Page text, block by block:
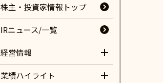
株主・投資家情報トップ
IRニュース/一覧
経営情報
業績ハイライト